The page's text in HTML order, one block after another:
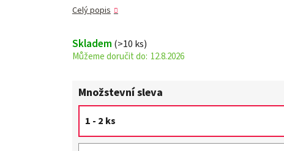
hvězdiček.
Celý popis
Skladem (>10 ks)
12.8.2026
Množstevní sleva
1 - 2 ks